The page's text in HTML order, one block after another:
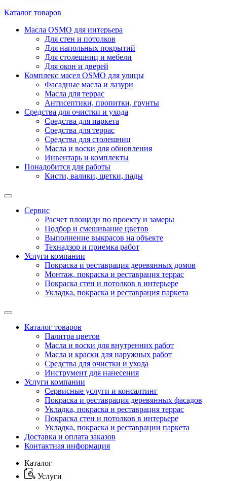
Каталог товаров
Масла OSMO для интерьера
Для стен и потолков
Для напольных покрытий
Для столешниц и мебели
Для окон и дверей
Комплекс масел OSMO для улицы
Фасадные масла и лазури
Масла для террас
Антисептики, пропитки, грунты
Средства для очистки и ухода
Средства для паркета
Средства для террас
Средства для столешниц
Масла и воски для обновления
Инвентарь и комплекты
Понадобится для работы
Кисти, валики, щетки, пады
Сервис
Расчет площади по проекту и замеры
Подбор и смешивание цветов
Выполнение выкрасов на объекте
Технадзор и приемка работ
Услуги компании
Покраска и реставрация деревянных домов
Монтаж, покраска и реставрация террас
Покраска стен и потолков в интерьере
Укладка, покраска и реставрация паркета
Каталог товаров
Палитра цветов
Масла и воски для внутренних работ
Масла и краски для наружных работ
Средства для очистки и ухода
Инструмент для нанесения
Услуги компании
Сервисные услуги и консалтинг
Покраска и реставрация деревянных фасадов
Укладка, покраска и реставрация террас
Покраска стен и потолков в интерьере
Укладка, покраска и реставрации паркета
Доставка и оплата заказов
Контактная информация
Каталог
Услуги